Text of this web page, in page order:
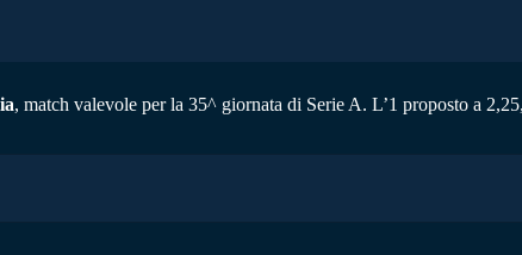
, match valevole per la 35^ giornata di Serie A. L’1 proposto a